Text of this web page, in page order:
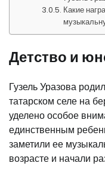
Какие
Детство и
Гузель Уразова
татарском селе на
уделено особое
единственным
заметили ее
возрасте и начали